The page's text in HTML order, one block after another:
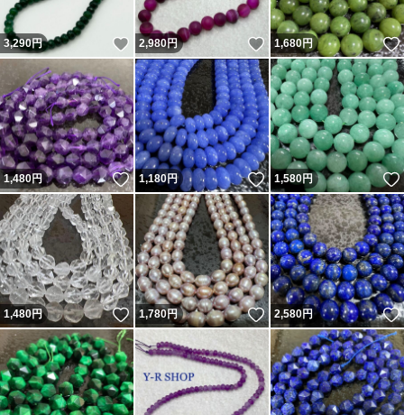
3,290円 いいね！
2,980円 いいね！
1,680円
1,480円 いいね！
1,180円 いいね！
1,580円
1,480円 いいね！
1,780円 いいね！
2,580円